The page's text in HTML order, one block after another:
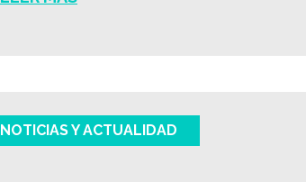
NOTICIAS Y ACTUALIDAD